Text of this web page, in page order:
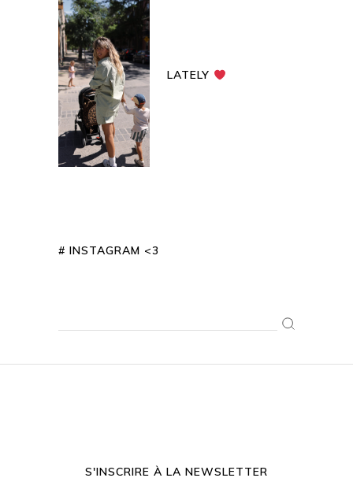
LATELY
# INSTAGRAM <3
S'INSCRIRE À LA NEWSLETTER